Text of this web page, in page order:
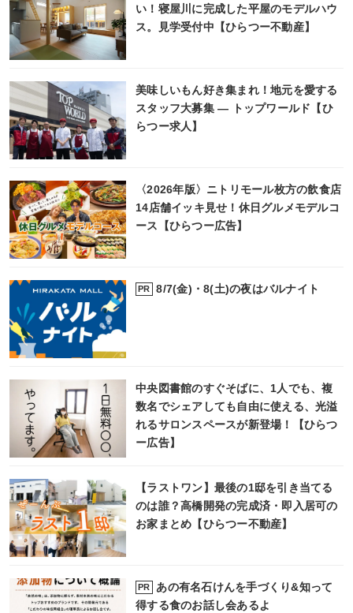
い！寝屋川に完成した平屋のモデルハウ
ス。見学受付中【ひらつー不動産】
美味しいもん好き集まれ！地元を愛する
スタッフ大募集 ― トップワールド【ひ
らつー求人】
〈2026年版〉ニトリモール枚方の飲食店
14店舗イッキ見せ！休日グルメモデルコ
ース【ひらつー広告】
PR 8/7(金)・8(土)の夜はバルナイト
中央図書館のすぐそばに、1人でも、複
数名でシェアしても自由に使える、光溢
れるサロンスペースが新登場！【ひらつ
ー広告】
【ラストワン】最後の1邸を引き当てる
のは誰？高橋開発の完成済・即入居可の
お家まとめ【ひらつー不動産】
PR
あの有名石けんを手づくり&知って
得する食のお話し会あるよ